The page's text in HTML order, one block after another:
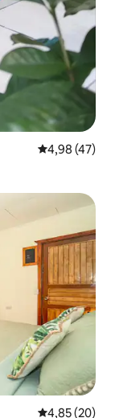
4,98 de uma
4,98 (47)
4,85 de uma
4,85 (20)